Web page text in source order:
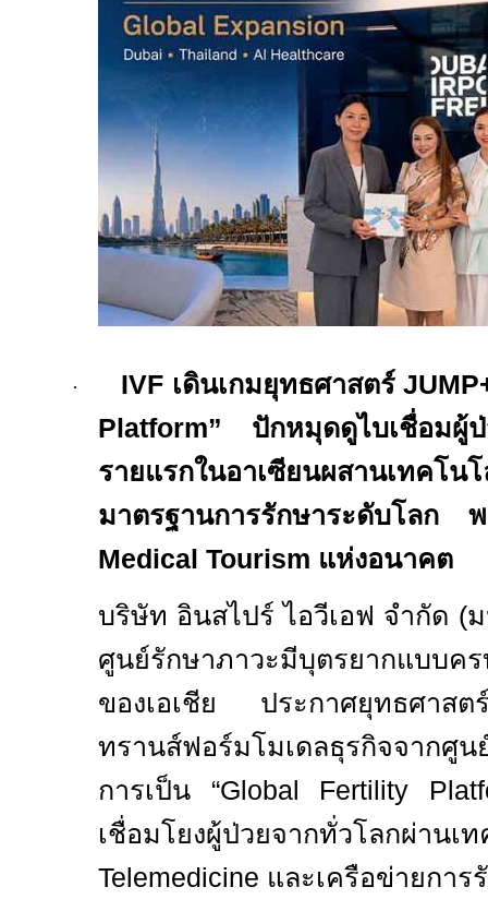
· IVF เดินเกมยุทธศาสตร์
Platform” ปักหมุดดูไบเชื่อมผู้
รายแรกในอาเซียนผสานเทค
มาตรฐานการรักษาระดับโลก
Medical Tourism แห่งอนาคต
บริษัท อินสไปร์ ไอวีเอฟ จำกัด (
ศูนย์รักษาภาวะมีบุตรยากแบบคร
ของเอเชีย
ประกาศยุทธศาส
ทรานส์ฟอร์มโมเดลธุรกิจจาก
การเป็น “Global Fertility
เชื่อมโยงผู้ป่วยจากทั่วโล
Telemedicine และเครือข่ายการ